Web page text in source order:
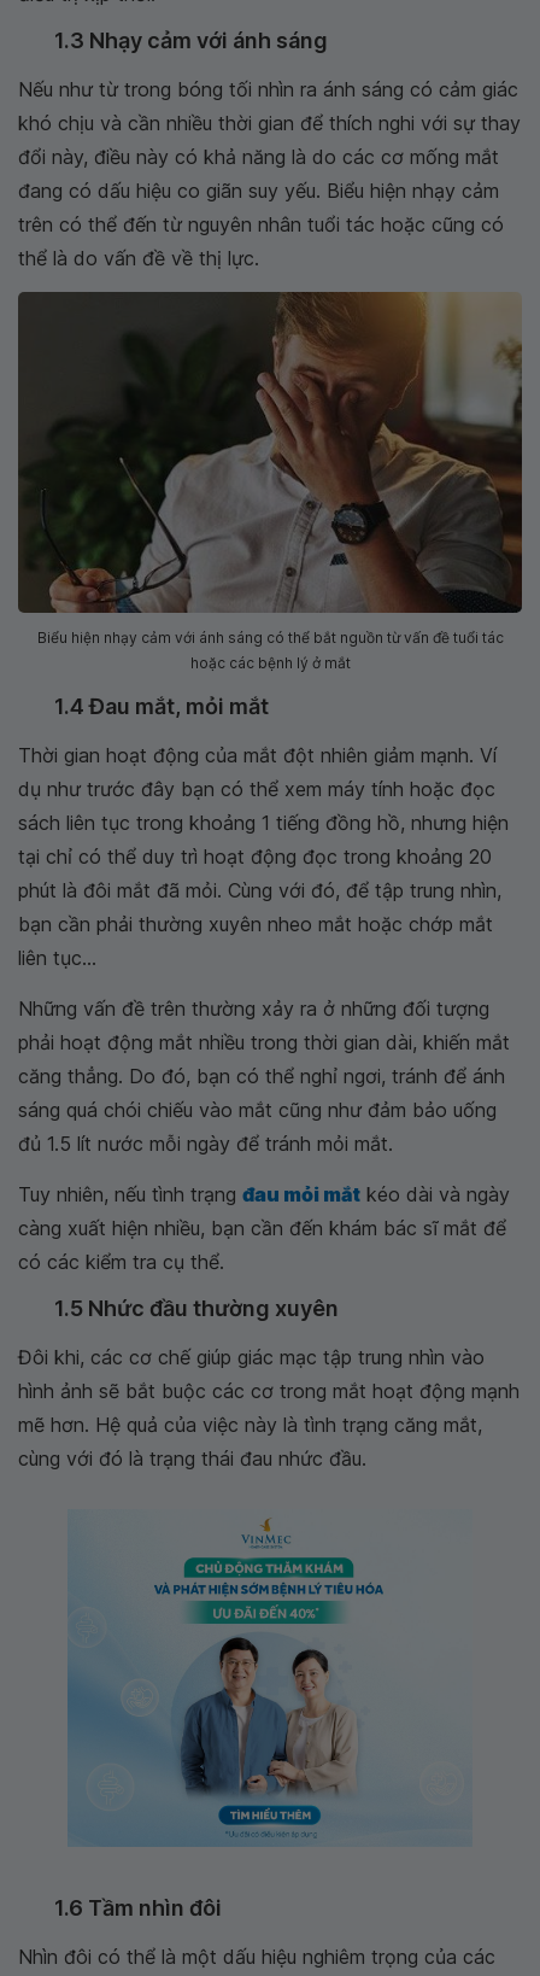
1.3 Nhạy cảm với ánh sáng
Nếu như từ trong bóng tối nhìn ra ánh sáng có cảm giác
khó chịu và cần nhiều thời gian để thích nghi với sự thay
đổi này, điều này có khả năng là do các cơ mống mắt
đang có dấu hiệu co giãn suy yếu. Biểu hiện nhạy cảm
trên có thể đến từ nguyên nhân tuổi tác hoặc cũng có
thể là do vấn đề về thị lực.
Biểu hiện nhạy cảm với ánh sáng có thể bắt nguồn từ vấn đề tuổi tác
hoặc các bệnh lý ở mắt
1.4 Đau mắt, mỏi mắt
Thời gian hoạt động của mắt đột nhiên giảm mạnh. Ví
dụ như trước đây bạn có thể xem máy tính hoặc đọc
sách liên tục trong khoảng 1 tiếng đồng hồ, nhưng hiện
tại chỉ có thể duy trì hoạt động đọc trong khoảng 20
phút là đôi mắt đã mỏi. Cùng với đó, để tập trung nhìn,
bạn cần phải thường xuyên nheo mắt hoặc chớp mắt
liên tục...
Những vấn đề trên thường xảy ra ở những đối tượng
phải hoạt động mắt nhiều trong thời gian dài, khiến mắt
căng thẳng. Do đó, bạn có thể nghỉ ngơi, tránh để ánh
sáng quá chói chiếu vào mắt cũng như đảm bảo uống
đủ 1.5 lít nước mỗi ngày để tránh mỏi mắt.
Tuy nhiên, nếu tình trạng đau mỏi mắt kéo dài và ngày
càng xuất hiện nhiều, bạn cần đến khám bác sĩ mắt để
có các kiểm tra cụ thể.
1.5 Nhức đầu thường xuyên
Đôi khi, các cơ chế giúp giác mạc tập trung nhìn vào
hình ảnh sẽ bắt buộc các cơ trong mắt hoạt động mạnh
mẽ hơn. Hệ quả của việc này là tình trạng căng mắt,
cùng với đó là trạng thái đau nhức đầu.
1.6 Tầm nhìn đôi
Nhìn đôi có thể là một dấu hiệu nghiêm trọng của các